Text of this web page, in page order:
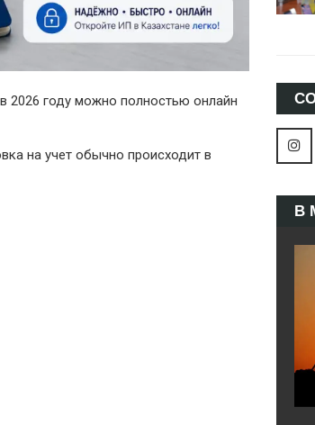
2026 году можно полностью онлайн
на учет обычно происходит в
В